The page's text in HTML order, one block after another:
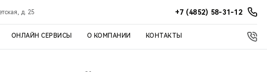
д. 25 +7 (4852) 58-31-12
ОНЛАЙН СЕРВИСЫ О КОМПАНИИ КОНТАКТЫ